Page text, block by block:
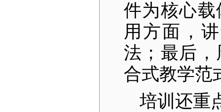
件为核心
用方面，
法；最后
合式教学范
培训还重